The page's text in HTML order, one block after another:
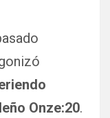
Onze:20.